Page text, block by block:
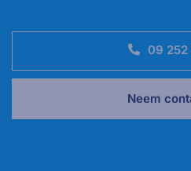
09 252
Neem